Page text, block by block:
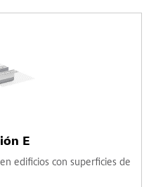
E
edificios con superficies de